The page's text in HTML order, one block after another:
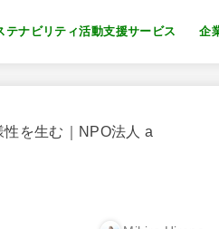
テナビリティ活動支援サービス 企
を生む｜NPO法人 a